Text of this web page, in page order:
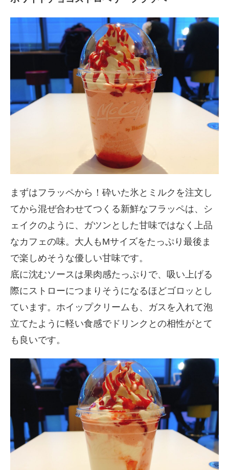
まずはフラッペから！砕いた氷とミルクを注文し
てから混ぜ合わせてつくる新鮮なフラッペは、シ
ェイクのように、ガツンとした甘味ではなく上品
なカフェの味。大人もMサイズをたっぷり最後ま
で楽しめそうな優しい甘味です。
底に沈むソースは果肉感たっぷりで、吸い上げる
際にストローにつまりそうになるほどゴロッとし
ています。ホイップクリームも、ガスを入れて泡
立てたように軽い食感でドリンクとの相性がとて
も良いです。